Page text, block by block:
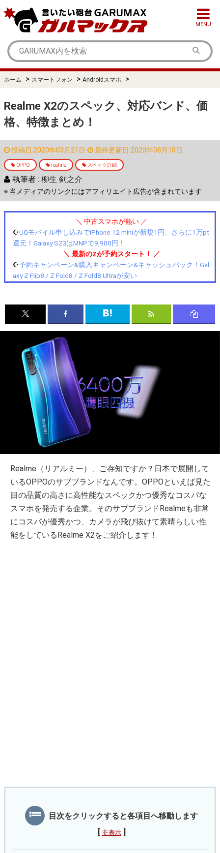
MENU
ホーム > スマートフォン > Androidスマホ >
Realme X2のスペック、対応バンド、価
格、特徴まとめ！
投稿日:2020年03月21日 最終更新日:2020年08月18日
OPPO realme スペック詳細
執筆者 : 柳生 剣之介
※ 当メディアのリンクにはアフィリエイト広告が含まれています
＼ 中古スマホが熱い ／
☪️UQモバイル申し込みでiPhone 12 miniが新規1円、さらに1万pt
還元！Galaxy S23はMNPで9,900円！
＼ 最新のZが予約スタート！ ／
☪️予約キャンペーン&購入キャンペーン&キャッシュバック！Gal
axy Z Flip8 / Z Fold8 / Z Fold8 Ultraが安い
Realme（リアルミー）、ご存知ですか？日本で展開して
いるOPPOのサブブランドなんです。OPPOといえば見た
目の品質の高さに高性能なスペックかつ優秀なコスパな
スマホを発売する企業。そのサブブランドRealmeも非常
にコスパが優秀かつ、カメラが飛び抜けて素晴らしい性
能をしているRealme X2をご紹介します！
目次をクリックすると各項目へ移動します
非表示